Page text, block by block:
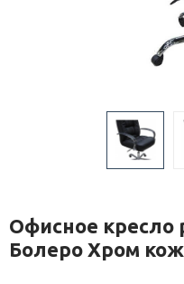
Офисное кресло
Болеро Хром